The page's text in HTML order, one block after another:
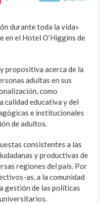
durante toda la vida»
en el Hotel O’Higgins de
propositiva acerca de la
adultas en sus
como
calidad educativa y del
e institucionales
de adultos.
consistentes a las
y productivas de
regiones del país. Por
as, a la comunidad
gestión de las políticas